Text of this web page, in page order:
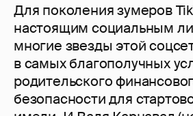
Для поколения зумеров
настоящим социальным
многие звезды этой
в самых благополучных
родительского
безопасности для